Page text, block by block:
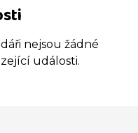
nejsou žádné
události.